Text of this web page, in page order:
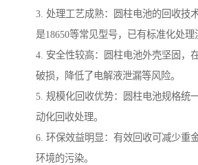
3. 处理工艺成熟：圆柱电池的回收技
是18650等常见型号，已有标准化处理
4. 安全性较高：圆柱电池外壳坚固，
破损，降低了电解液泄漏等风险。
5. 规模化回收优势：圆柱电池规格统
动化回收处理。
6. 环保效益明显：有效回收可减少重
环境的污染。